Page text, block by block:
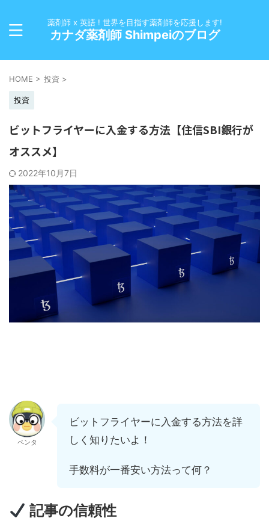
薬剤師 x 英語 ! 世界を目指す薬剤師を応援します!
カナダ薬剤師 Shimpeiのブログ
HOME > 投資 >
投資
ビットフライヤーに入金する方法【住信SBI銀行が
オススメ】
2022年10月7日
ペンタ
ビットフライヤーに入金する方法を詳
しく知りたいよ！
手数料が一番安い方法って何？
記事の信頼性